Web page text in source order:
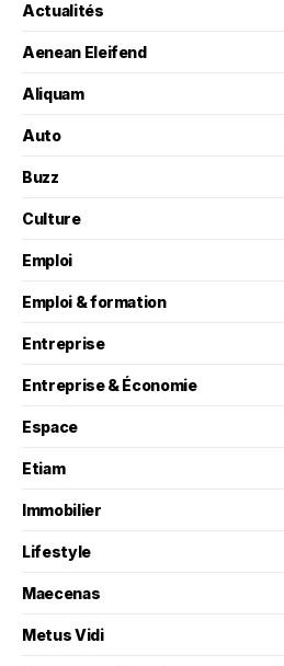
Actualités
Aenean Eleifend
Aliquam
Auto
Buzz
Culture
Emploi
Emploi & formation
Entreprise
Entreprise & Économie
Espace
Etiam
Immobilier
Lifestyle
Maecenas
Metus Vidi